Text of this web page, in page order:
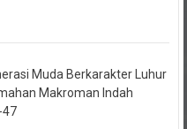
Makroman Indah